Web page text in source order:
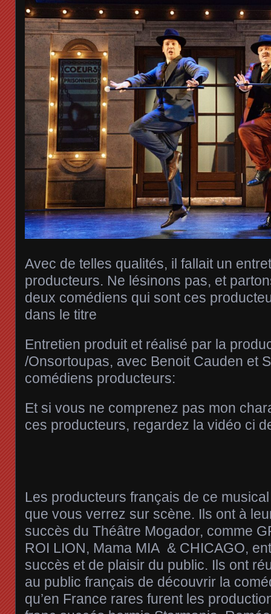
Avec de telles qualités, il fallait un
producteurs. Ne lésinons pas, et
deux comédiens qui sont ces
dans le titre
Entretien produit et réalisé par la
/Onsortoupas, avec Benoit Cauden et
comédiens producteurs:
Et si vous ne comprenez pas mon
ces producteurs, regardez la vidéo ci
Les producteurs français de ce
que vous verrez sur scène. Ils ont à
succès du Théâtre Mogador, comme
ROI LION, Mama MIA & CHICAGO,
succès et de plaisir du public. Ils ont
au public français de découvrir la
qu’en France rares furent les